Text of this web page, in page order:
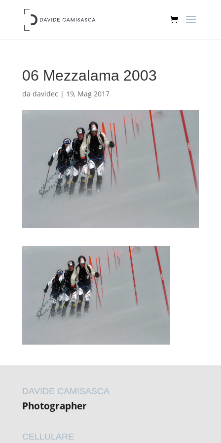
06 Mezzalama 2003
da davidec | 19, Mag 2017
DAVIDE CAMISASCA
Photographer
CELLULARE